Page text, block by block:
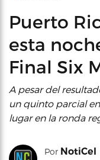
Puerto
esta
Final Six
A pesar del
un quinto parcial
lugar en la ronda
Por NotiCel